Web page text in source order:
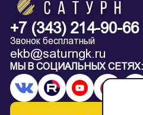
+7 (343) 214-90-66
Звонок бесплатный
ekb@saturngk.ru
МЫ В СОЦИАЛЬНЫХ СЕТЯХ: